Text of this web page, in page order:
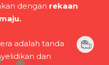
dengan rekaan
adalah tanda
dan